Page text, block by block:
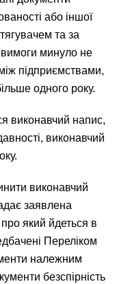
або іншої
та за
минуло не
підприємствами,
одного року.
виконавчий напис,
виконавчий
виконавчий
заявлена
який йдеться в
Переліком
належним
безспірність